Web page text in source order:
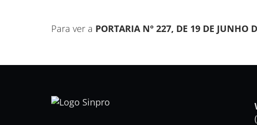
Para ver a PORTARIA Nº 227, DE 19 DE JUNHO